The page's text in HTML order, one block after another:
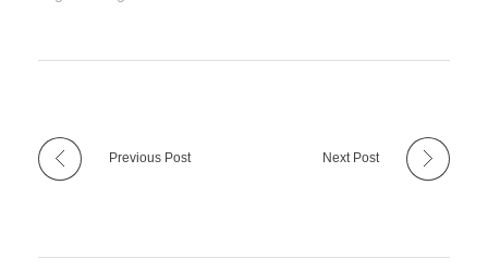
Previous Post Next Post